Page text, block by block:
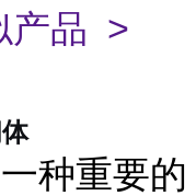
产品 >
种重要的